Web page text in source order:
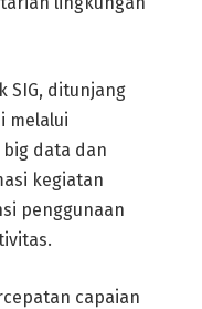
SIG, ditunjang
melalui
data dan
kegiatan
penggunaan
capaian